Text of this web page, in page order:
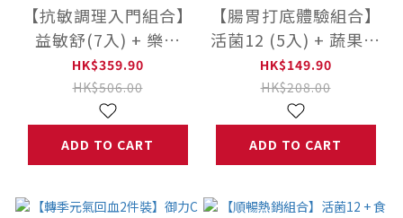
【抗敏調理入門組合】
益敏舒(7入) + 樂膚
(60粒)
HK$359.90
HK$506.00
ADD TO CART
【腸胃打底體驗組合】
活菌12 (5入) + 蔬果精
華粉 (10入)
HK$149.90
HK$208.00
ADD TO CART